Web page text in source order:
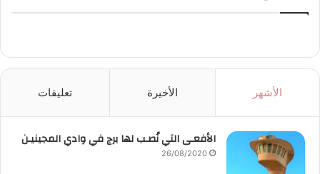
الأشهر الأخيرة تعليقات
الأفعـى التي نُصـب لها برج في وادي المجينيـن
26/08/2020